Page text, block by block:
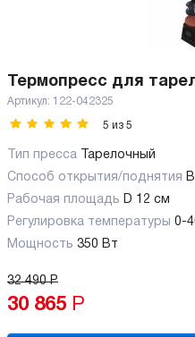
Термопресс для
Артикул: 122-042325
5 из 5
Тип пресса
Тарелочный
Способ открытия/поднятия
Рабочая площадь D 12 см
Регулировка температуры 0-
Мощность 350 Вт
32 490 Р
30 865 Р